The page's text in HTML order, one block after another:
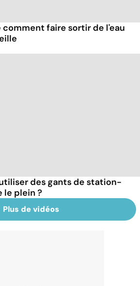
comment faire sortir de l'eau
des gants de station-
le plein ?
Plus de vidéos